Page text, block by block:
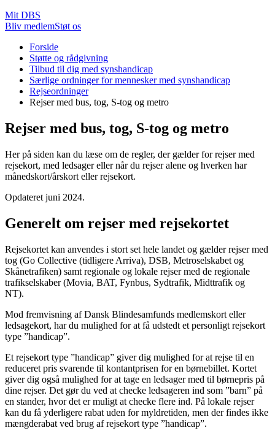
Mit DBS
Bliv medlemStøt os
Forside
Støtte og rådgivning
Tilbud til dig med synshandicap
Særlige ordninger for mennesker med synshandicap
Rejseordninger
Rejser med bus, tog, S-tog og metro
Rejser med bus, tog, S-tog og metro
Her på siden kan du læse om de regler, der gælder for rejser med
rejsekort, med ledsager eller når du rejser alene og hverken har
månedskort/årskort eller rejsekort.
Opdateret juni 2024.
Generelt om rejser med rejsekortet
Rejsekortet kan anvendes i stort set hele landet og gælder rejser med
tog (Go Collective (tidligere Arriva), DSB, Metroselskabet og
Skånetrafiken) samt regionale og lokale rejser med de regionale
trafikselskaber (Movia, BAT, Fynbus, Sydtrafik, Midttrafik og
NT).
Mod fremvisning af Dansk Blindesamfunds medlemskort eller
ledsagekort, har du mulighed for at få udstedt et personligt rejsekort
type ”handicap”.
Et rejsekort type ”handicap” giver dig mulighed for at rejse til en
reduceret pris svarende til kontantprisen for en børnebillet. Kortet
giver dig også mulighed for at tage en ledsager med til børnepris på
dine rejser. Det gør du ved at checke ledsageren ind som ”barn” på
en stander, hvor det er muligt at checke flere ind. På lokale rejser
kan du få yderligere rabat uden for myldretiden, men der findes ikke
mængderabat ved brug af rejsekort type ”handicap”.